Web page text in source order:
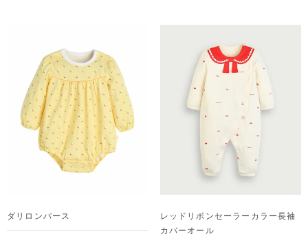
ダリロンパース
レッドリボンセーラーカラー長袖
カバーオール